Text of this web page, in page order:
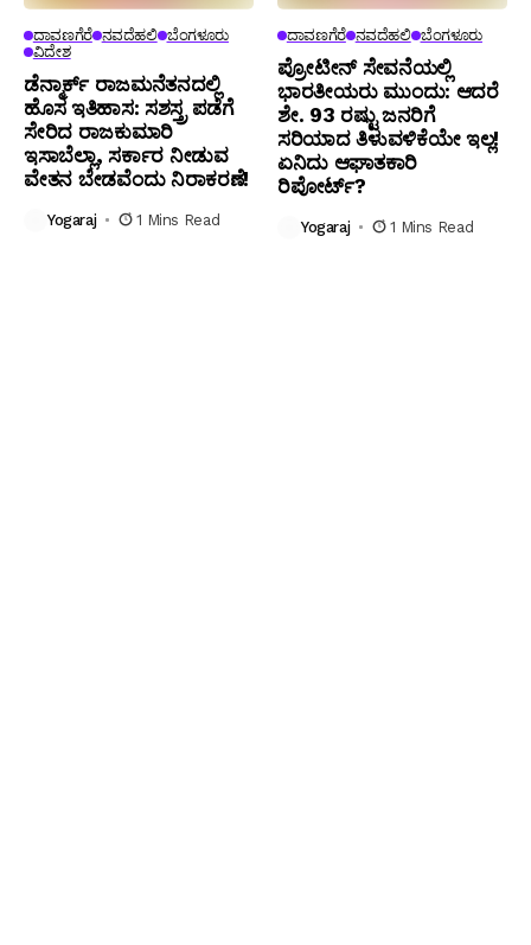
ದಾವಣಗೆರೆ ನವದೆಹಲಿ ಬೆಂಗಳೂರು
ವಿದೇಶ
ಡೆನ್ಮಾರ್ಕ್ ರಾಜಮನೆತನದಲ್ಲಿ
ಹೊಸ ಇತಿಹಾಸ: ಸಶಸ್ತ್ರ ಪಡೆಗೆ
ಸೇರಿದ ರಾಜಕುಮಾರಿ
ಇಸಾಬೆಲ್ಲಾ, ಸರ್ಕಾರ ನೀಡುವ
ವೇತನ ಬೇಡವೆಂದು ನಿರಾಕರಣೆ!
Yogaraj 1 Mins Read
ದಾವಣಗೆರೆ ನವದೆಹಲಿ ಬೆಂಗಳೂರು
ಪ್ರೋಟೀನ್ ಸೇವನೆಯಲ್ಲಿ
ಭಾರತೀಯರು ಮುಂದು: ಆದರೆ
ಶೇ. 93 ರಷ್ಟು ಜನರಿಗೆ
ಸರಿಯಾದ ತಿಳುವಳಿಕೆಯೇ ಇಲ್ಲ!
ಏನಿದು ಆಘಾತಕಾರಿ
ರಿಪೋರ್ಟ್?
Yogaraj 1 Mins Read